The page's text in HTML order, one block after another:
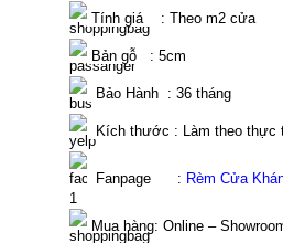
là:
700,000₫.
tại
Tính giá    : Theo m2 cửa
Bản gỗ   : 5cm
Bảo Hành  : 36 tháng
Kích thước : Làm theo thực
Fanpage      : Rèm Cửa
Mua hàng: Online –